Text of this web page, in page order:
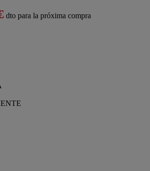
dto para la próxima compra